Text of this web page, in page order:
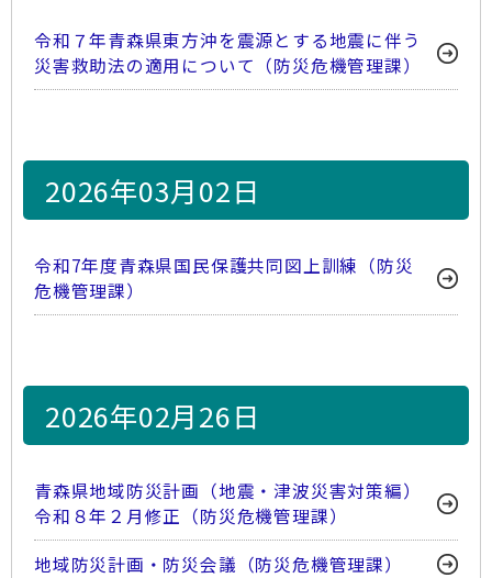
令和７年青森県東方沖を震源とする地震に伴う
災害救助法の適用について（防災危機管理課）
2026年03月02日
令和7年度青森県国民保護共同図上訓練（防災
危機管理課）
2026年02月26日
青森県地域防災計画（地震・津波災害対策編）
令和８年２月修正（防災危機管理課）
地域防災計画・防災会議（防災危機管理課）